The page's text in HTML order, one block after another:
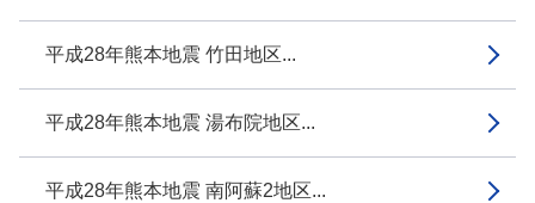
平成28年熊本地震 竹田地区...
平成28年熊本地震 湯布院地区...
平成28年熊本地震 南阿蘇2地区...